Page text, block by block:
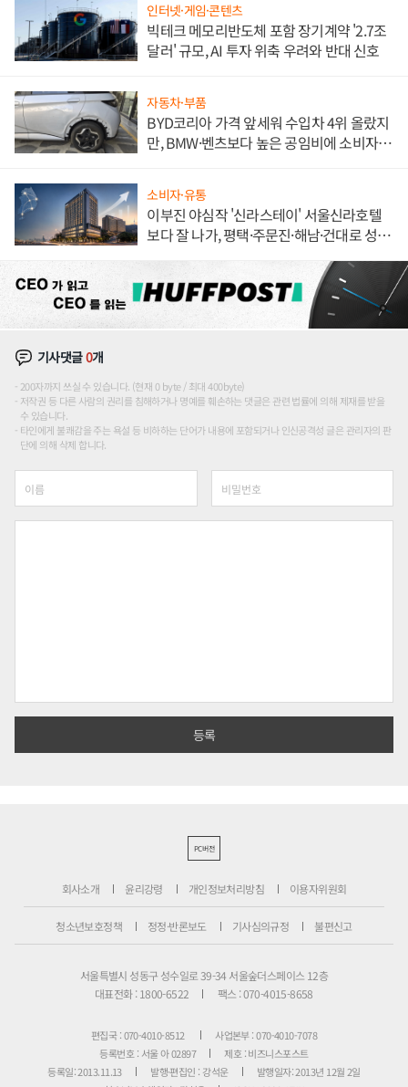
인터넷·게임·콘텐츠
빅테크 메모리반도체 포함 장기계약 '2.7조
달러' 규모, AI 투자 위축 우려와 반대 신호
자동차·부품
BYD코리아 가격 앞세워 수입차 4위 올랐지
만, BMW·벤츠보다 높은 공임비에 소비자
소비자·유통
이부진 야심작 '신라스테이' 서울신라호텔
보다 잘 나가, 평택·주문진·해남·건대로 성
기사댓글0개
200자까지 쓰실 수 있습니다. (현재 0 byte / 최대 400byte)
저작권 등 다른 사람의 권리를 침해하거나 명예를 훼손하는 댓글은 관련 법률에 의해 제재를 받을
수 있습니다.
타인에게 불쾌감을 주는 욕설 등 비하하는 단어가 내용에 포함되거나 인신공격성 글은 관리자의 판
단에 의해 삭제 합니다.
PC버전
회사소개 윤리강령 개인정보처리방침 이용자위원회
청소년보호정책 정정·반론보도 기사심의규정 불편신고
서울특별시 성동구 성수일로 39-34 서울숲더스페이스 12층
대표전화 : 1800-6522
팩스 : 070-4015-8658
편집국 : 070-4010-8512
사업본부 : 070-4010-7078
등록번호 : 서울 아 02897
제호 : 비즈니스포스트
등록일: 2013.11.13
발행·편집인 : 강석운
발행일자: 2013년 12월 2일